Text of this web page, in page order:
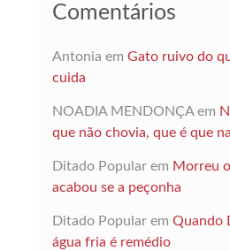
de
Comentários
Antonia em Gato ruivo do
cuida
NOADIA MENDONÇAem
que não chovia, que é que
Ditado Popularem Morreu
acabou se a peçonha
Ditado Popularem Quando
água fria é remédio